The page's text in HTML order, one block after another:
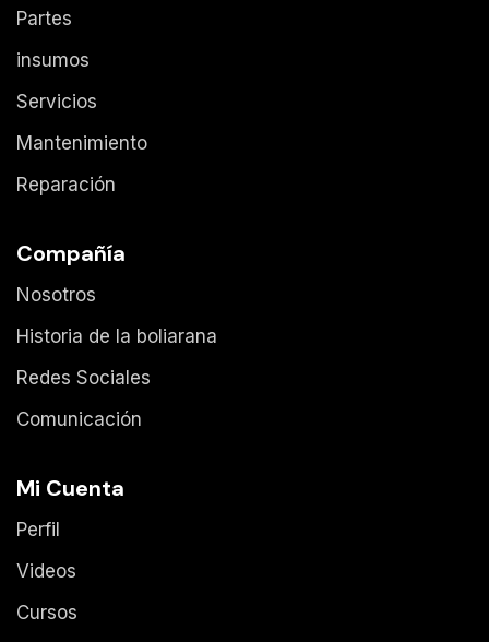
Partes
insumos
Servicios
Mantenimiento
Reparación
Compañía
Nosotros
Historia de la boliarana
Redes Sociales
Comunicación
Mi Cuenta
Perfil
Videos
Cursos